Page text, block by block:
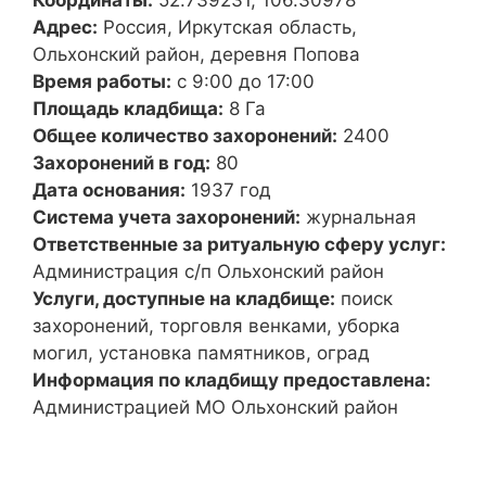
Адрес: Россия, Иркутская область,
Ольхонский район, деревня Попова
Время работы: с 9:00 до 17:00
Площадь кладбища: 8 Га
Общее количество захоронений: 2400
Захоронений в год: 80
Дата основания: 1937 год
Система учета захоронений: журнальная
Ответственные за ритуальную сферу услуг:
Администрация с/п Ольхонский район
Услуги, доступные на кладбище: поиск
захоронений, торговля венками, уборка
могил, установка памятников, оград
Информация по кладбищу предоставлена:
Администрацией МО Ольхонский район